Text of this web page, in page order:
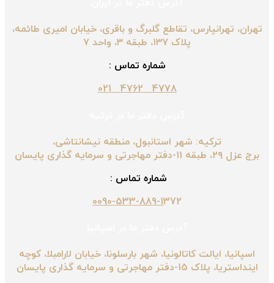
تهران، تهرانپارس، تقاطع گلبرگ و باقری، خیابان امیری طائمه،
پلاک ۱۳۷، طبقه ۳، واحد ۷
شماره تماس :
4778 4762 021
ترکیه: شهر استانبول، منطقه نیشانتاشی،
برج عزل ۲۹، طبقه ۱۱-دفتر مهاجرتی و سرمایه گذاری پایسان
شماره تماس :
0090-533-889-1372
اسپانیا، ایالت کاتالونیا، شهر بارسلونا، خیابان لارامبلا، کوچه
اینداستریا، پلاک 15-دفتر مهاجرتی و سرمایه گذاری پایسان